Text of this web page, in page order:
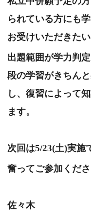
られている方にも
お受けいただきたい
出題範囲が学力判
段の学習がきちん
し、復習によって
ます。
次回は5/23(土)実施
奮ってご参加くださ
佐々木